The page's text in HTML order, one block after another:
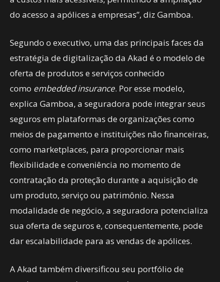
do acesso a apólices a empresas”, diz Gamboa.
Segundo o executivo, uma das principais faces da
estratégia de digitalização da Akad é o modelo de
oferta de produtos e serviços conhecido
como embedded insurance. Por esse modelo,
explica Gamboa, a seguradora pode integrar seus
seguros em plataformas de organizações como
meios de pagamento e instituições não financeiras,
como marketplaces, para proporcionar mais
flexibilidade e conveniência no momento de
contratação da proteção durante a aquisição de
um produto, serviço ou patrimônio. Nessa
modalidade de negócio, a seguradora potencializa
sua oferta de seguros e, consequentemente, pode
dar escalabilidade para as vendas de apólices.
A Akad também diversificou seu portfólio de